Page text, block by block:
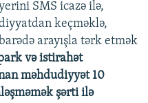
SMS icazə ilə,
keçməklə,
arayışla tərk etmək
və istirahət
məhdudiyyət 10
şərti ilə